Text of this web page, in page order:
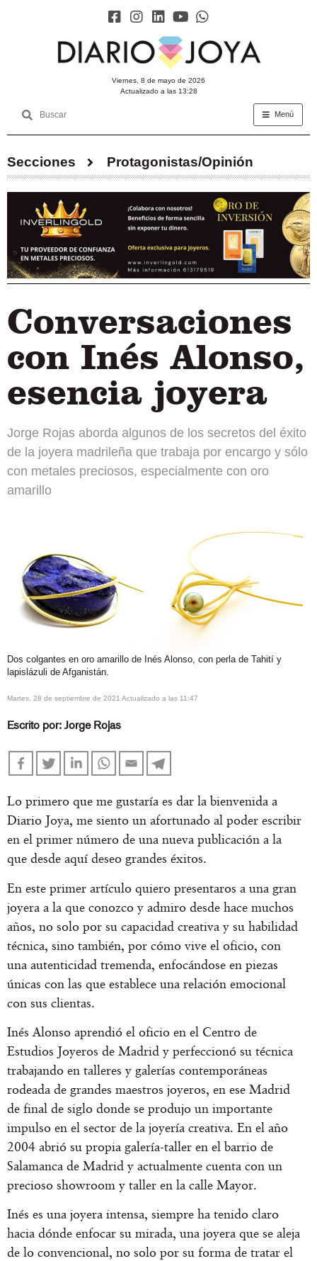
viernes, 8 de mayo de 2026
Actualizado a las 13:28
Menú
Secciones Protagonistas/Opinión
Conversaciones
con Inés Alonso,
esencia joyera
Jorge Rojas aborda algunos de los secretos del éxito
de la joyera madrileña que trabaja por encargo y sólo
con metales preciosos, especialmente con oro
amarillo
Dos colgantes en oro amarillo de Inés Alonso, con perla de Tahití y
lapislázuli de Afganistán.
martes, 28 de septiembre de 2021 Actualizado a las 11:47
Escrito por: Jorge Rojas
Lo primero que me gustaría es dar la bienvenida a
Diario Joya, me siento un afortunado al poder escribir
en el primer número de una nueva publicación a la
que desde aquí deseo grandes éxitos.
En este primer artículo quiero presentaros a una gran
joyera a la que conozco y admiro desde hace muchos
años, no solo por su capacidad creativa y su habilidad
técnica, sino también, por cómo vive el oficio, con
una autenticidad tremenda, enfocándose en piezas
únicas con las que establece una relación emocional
con sus clientas.
Inés Alonso aprendió el oficio en el Centro de
Estudios Joyeros de Madrid y perfeccionó su técnica
trabajando en talleres y galerías contemporáneas
rodeada de grandes maestros joyeros, en ese Madrid
de final de siglo donde se produjo un importante
impulso en el sector de la joyería creativa. En el año
2004 abrió su propia galería-taller en el barrio de
Salamanca de Madrid y actualmente cuenta con un
precioso showroom y taller en la calle Mayor.
Inés es una joyera intensa, siempre ha tenido claro
hacia dónde enfocar su mirada, una joyera que se aleja
de lo convencional, no solo por su forma de tratar el